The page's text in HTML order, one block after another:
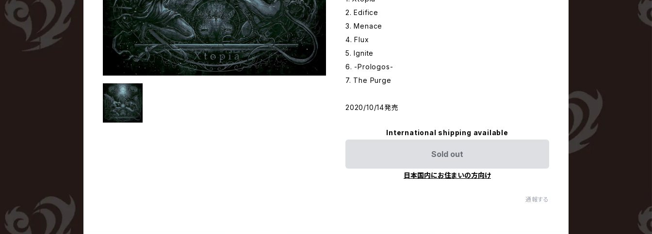
2. Edifice
3. Menace
4. Flux
5. Ignite
6. -Prologos-
7. The Purge
2020/10/14発売
International shipping available
Sold out
日本国内にお住まいの方向け
通報する